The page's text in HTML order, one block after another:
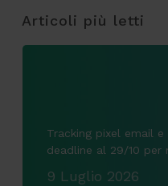
Articoli più letti
Tracking pixel email e
deadline al 29/10 per
9 Luglio 2026